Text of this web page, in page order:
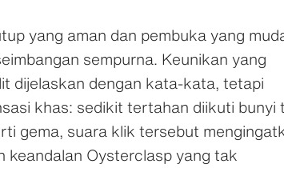
yang aman dan pembuka yang
sempurna. Keunikan yang
dijelaskan dengan kata-kata, tetapi
khas: sedikit tertahan diikuti bunyi
gema, suara klik tersebut
keandalan Oysterclasp yang tak